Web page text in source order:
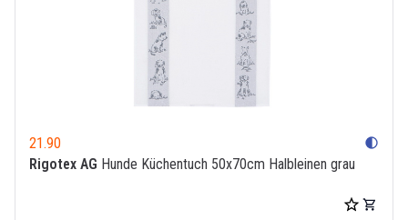
21.90 contrast
Rigotex AG Hunde Küchentuch 50x70cm Halbleinen grau